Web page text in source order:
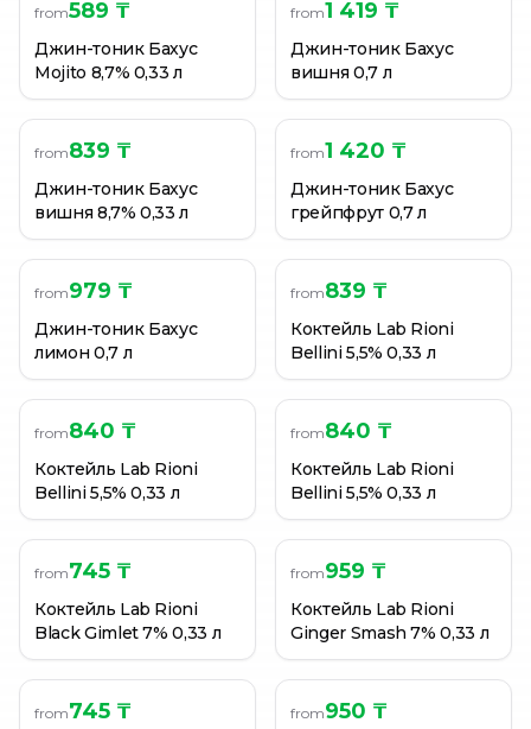
from589 ₸
Джин-тоник Бахус
Mojito 8,7% 0,33 л
from1 419 ₸
Джин-тоник Бахус
вишня 0,7 л
from839 ₸
Джин-тоник Бахус
вишня 8,7% 0,33 л
from1 420 ₸
Джин-тоник Бахус
грейпфрут 0,7 л
from979 ₸
Джин-тоник Бахус
лимон 0,7 л
from839 ₸
Коктейль Lab Rioni
Bellini 5,5% 0,33 л
from840 ₸
Коктейль Lab Rioni
Bellini 5,5% 0,33 л
from840 ₸
Коктейль Lab Rioni
Bellini 5,5% 0,33 л
from745 ₸
Коктейль Lab Rioni
Black Gimlet 7% 0,33 л
from959 ₸
Коктейль Lab Rioni
Ginger Smash 7% 0,33 л
from745 ₸ from950 ₸
КОКТЕЙЛЬ СЛАБОАЛКОГОЛЬНЫЙ AMORE
КОКТЕЙЛЬ СЛАБОАЛКОГОЛЬНЫЙ AMORE PINA